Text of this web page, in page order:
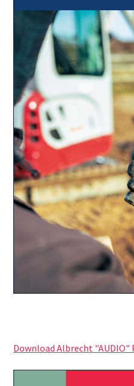
Download Albrecht "AUDIO"